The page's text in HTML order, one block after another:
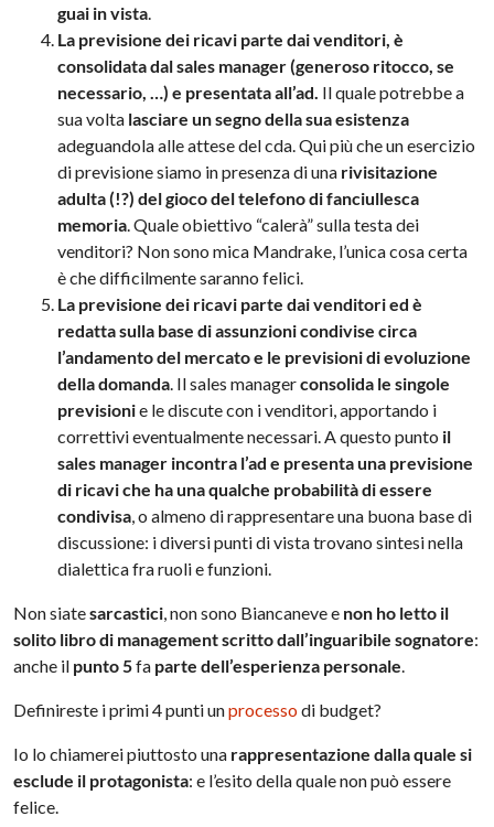
guai in vista
La previsione dei ricavi parte dai venditori, è
consolidata dal sales manager (generoso ritocco, se
necessario, …) e presentata all’ad. Il quale potrebbe a
sua volta lasciare un segno della sua esistenza
adeguandola alle attese del cda. Qui più che un esercizio
di previsione siamo in presenza di una rivisitazione
adulta (!?) del gioco del telefono di fanciullesca
memoria . Quale obiettivo “calerà” sulla testa dei
venditori? Non sono mica Mandrake, l’unica cosa certa
è che difficilmente saranno felici.
La previsione dei ricavi parte dai venditori ed è
redatta sulla base di assunzioni condivise circa
l’andamento del mercato e le previsioni di evoluzione
della domanda . Il sales managerconsolida le singole
previsionie le discute con i venditori, apportando i
correttivi eventualmente necessari. A questo punto il
sales manager incontra l’ad e presenta una previsione
di ricavi che ha una qualche probabilità di essere
condivisa , o almeno di rappresentare una buona base di
discussione: i diversi punti di vista trovano sintesi nella
dialettica fra ruoli e funzioni.
Non siatesarcastici , non sono Biancaneve e non ho letto il
solito libro di management scritto dall’inguaribile sognatore:
anche il punto 5fa parte dell’esperienza personale
Definireste i primi 4 punti unprocessodi budget?
Io lo chiamerei piuttosto una rappresentazione dalla quale si
esclude il protagonista: e l’esito della quale non può essere
felice.